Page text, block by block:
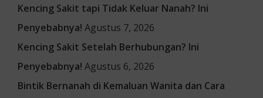
Kencing Sakit tapi Tidak Keluar Nanah? Ini
Penyebabnya! Agustus 7, 2026
Kencing Sakit Setelah Berhubungan? Ini
Penyebabnya! Agustus 6, 2026
Bintik Bernanah di Kemaluan Wanita dan Cara